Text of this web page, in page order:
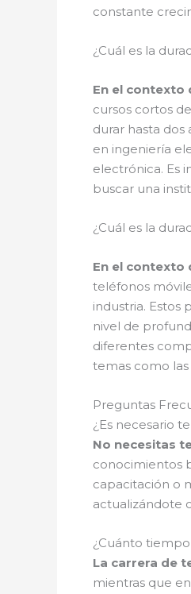
constante
¿Cuál es la
En el contexto
cursos cortos
durar hasta
en ingeniería
electrónica. Es
buscar una
¿Cuál es la
En el contexto
teléfonos
industria. Estos
nivel de
diferentes
temas como las
Preguntas
¿Es necesario
No necesitas
conocimientos
capacitación o
actualizándote
¿Cuánto
La carrera de
mientras que